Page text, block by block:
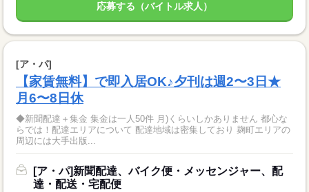
応募する（バイトル求人）
[ア・パ]
【家賃無料】で即入居OK♪夕刊は週2〜3日★
月6〜8日休
◆新聞配達＋集金 集金は一人50件 月)くらいしかありません 都心な
らでは！配達エリアについて 配達地域は密集しており 麹町エリアの
周辺には大手出版...
[ア・パ]新聞配達、バイク便・メッセンジャー、配
達・配送・宅配便